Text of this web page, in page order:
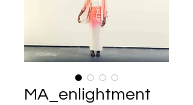
MA_enlightment